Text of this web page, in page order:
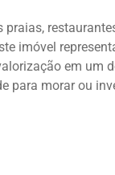
imóvel
em um
para morar ou